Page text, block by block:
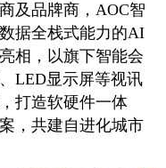
及品牌商，AOC智
据全栈式能力的AI
相，以旗下智能会
、LED显示屏等视讯
打造软硬件一体
，共建自进化城市